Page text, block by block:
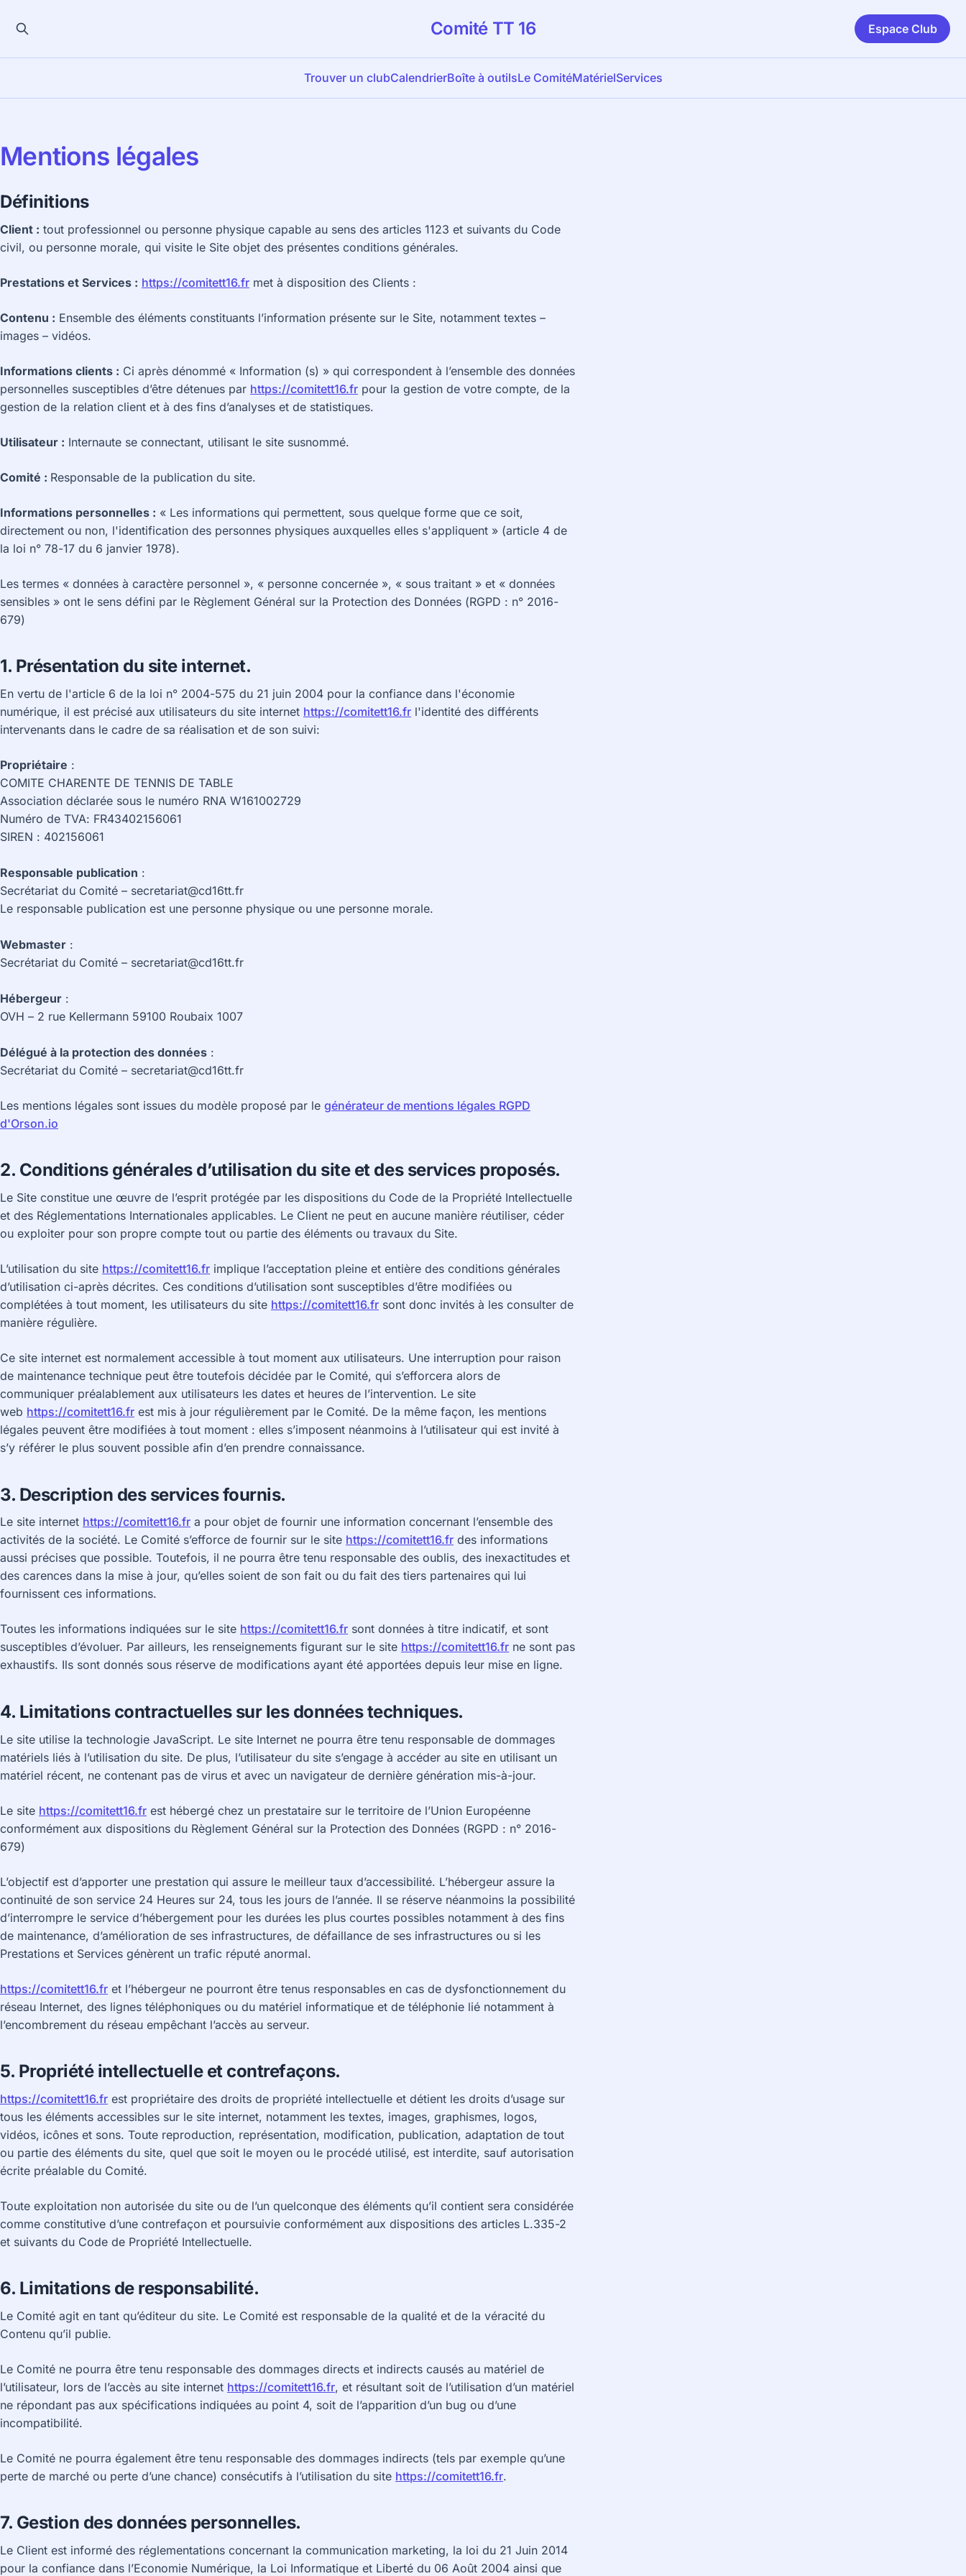
Comité TT 16
Trouver un clubCalendrierBoîte à outilsLe ComitéMatérielServices
Espace Club
Mentions légales
Définitions
Client : tout professionnel ou personne physique capable au sens des articles 1123 et suivants du Code
civil, ou personne morale, qui visite le Site objet des présentes conditions générales.
Prestations et Services : https://comitett16.fr met à disposition des Clients :
Contenu : Ensemble des éléments constituants l’information présente sur le Site, notamment textes –
images – vidéos.
Informations clients : Ci après dénommé « Information (s) » qui correspondent à l’ensemble des données
personnelles susceptibles d’être détenues par https://comitett16.fr pour la gestion de votre compte, de la
gestion de la relation client et à des fins d’analyses et de statistiques.
Utilisateur : Internaute se connectant, utilisant le site susnommé.
Comité : Responsable de la publication du site.
Informations personnelles : « Les informations qui permettent, sous quelque forme que ce soit,
directement ou non, l'identification des personnes physiques auxquelles elles s'appliquent » (article 4 de
la loi n° 78-17 du 6 janvier 1978).
Les termes « données à caractère personnel », « personne concernée », « sous traitant » et « données
sensibles » ont le sens défini par le Règlement Général sur la Protection des Données (RGPD : n° 2016-
679)
1. Présentation du site internet.
En vertu de l'article 6 de la loi n° 2004-575 du 21 juin 2004 pour la confiance dans l'économie
numérique, il est précisé aux utilisateurs du site internet https://comitett16.fr l'identité des différents
intervenants dans le cadre de sa réalisation et de son suivi:
Propriétaire :
COMITE CHARENTE DE TENNIS DE TABLE
Association déclarée sous le numéro RNA W161002729
Numéro de TVA: FR43402156061
SIREN : 402156061
Responsable publication :
Secrétariat du Comité – secretariat@cd16tt.fr
Le responsable publication est une personne physique ou une personne morale.
Webmaster :
Secrétariat du Comité – secretariat@cd16tt.fr
Hébergeur :
OVH – 2 rue Kellermann 59100 Roubaix 1007
Délégué à la protection des données :
Secrétariat du Comité – secretariat@cd16tt.fr
Les mentions légales sont issues du modèle proposé par le générateur de mentions légales RGPD
d'Orson.io
2. Conditions générales d’utilisation du site et des services proposés.
Le Site constitue une œuvre de l’esprit protégée par les dispositions du Code de la Propriété Intellectuelle
et des Réglementations Internationales applicables. Le Client ne peut en aucune manière réutiliser, céder
ou exploiter pour son propre compte tout ou partie des éléments ou travaux du Site.
L’utilisation du site https://comitett16.fr implique l’acceptation pleine et entière des conditions générales
d’utilisation ci-après décrites. Ces conditions d’utilisation sont susceptibles d’être modifiées ou
complétées à tout moment, les utilisateurs du site https://comitett16.fr sont donc invités à les consulter de
manière régulière.
Ce site internet est normalement accessible à tout moment aux utilisateurs. Une interruption pour raison
de maintenance technique peut être toutefois décidée par le Comité, qui s’efforcera alors de
communiquer préalablement aux utilisateurs les dates et heures de l’intervention. Le site
web https://comitett16.fr est mis à jour régulièrement par le Comité. De la même façon, les mentions
légales peuvent être modifiées à tout moment : elles s’imposent néanmoins à l’utilisateur qui est invité à
s’y référer le plus souvent possible afin d’en prendre connaissance.
3. Description des services fournis.
Le site internet https://comitett16.fr a pour objet de fournir une information concernant l’ensemble des
activités de la société. Le Comité s’efforce de fournir sur le site https://comitett16.fr des informations
aussi précises que possible. Toutefois, il ne pourra être tenu responsable des oublis, des inexactitudes et
des carences dans la mise à jour, qu’elles soient de son fait ou du fait des tiers partenaires qui lui
fournissent ces informations.
Toutes les informations indiquées sur le site https://comitett16.fr sont données à titre indicatif, et sont
susceptibles d’évoluer. Par ailleurs, les renseignements figurant sur le site https://comitett16.fr ne sont pas
exhaustifs. Ils sont donnés sous réserve de modifications ayant été apportées depuis leur mise en ligne.
4. Limitations contractuelles sur les données techniques.
Le site utilise la technologie JavaScript. Le site Internet ne pourra être tenu responsable de dommages
matériels liés à l’utilisation du site. De plus, l’utilisateur du site s’engage à accéder au site en utilisant un
matériel récent, ne contenant pas de virus et avec un navigateur de dernière génération mis-à-jour.
Le site https://comitett16.fr est hébergé chez un prestataire sur le territoire de l’Union Européenne
conformément aux dispositions du Règlement Général sur la Protection des Données (RGPD : n° 2016-
679)
L’objectif est d’apporter une prestation qui assure le meilleur taux d’accessibilité. L’hébergeur assure la
continuité de son service 24 Heures sur 24, tous les jours de l’année. Il se réserve néanmoins la possibilité
d’interrompre le service d’hébergement pour les durées les plus courtes possibles notamment à des fins
de maintenance, d’amélioration de ses infrastructures, de défaillance de ses infrastructures ou si les
Prestations et Services génèrent un trafic réputé anormal.
https://comitett16.fr et l’hébergeur ne pourront être tenus responsables en cas de dysfonctionnement du
réseau Internet, des lignes téléphoniques ou du matériel informatique et de téléphonie lié notamment à
l’encombrement du réseau empêchant l’accès au serveur.
5. Propriété intellectuelle et contrefaçons.
https://comitett16.fr est propriétaire des droits de propriété intellectuelle et détient les droits d’usage sur
tous les éléments accessibles sur le site internet, notamment les textes, images, graphismes, logos,
vidéos, icônes et sons. Toute reproduction, représentation, modification, publication, adaptation de tout
ou partie des éléments du site, quel que soit le moyen ou le procédé utilisé, est interdite, sauf autorisation
écrite préalable du Comité.
Toute exploitation non autorisée du site ou de l’un quelconque des éléments qu’il contient sera considérée
comme constitutive d’une contrefaçon et poursuivie conformément aux dispositions des articles L.335-2
et suivants du Code de Propriété Intellectuelle.
6. Limitations de responsabilité.
Le Comité agit en tant qu’éditeur du site. Le Comité est responsable de la qualité et de la véracité du
Contenu qu’il publie.
Le Comité ne pourra être tenu responsable des dommages directs et indirects causés au matériel de
l’utilisateur, lors de l’accès au site internet https://comitett16.fr, et résultant soit de l’utilisation d’un matériel
ne répondant pas aux spécifications indiquées au point 4, soit de l’apparition d’un bug ou d’une
incompatibilité.
Le Comité ne pourra également être tenu responsable des dommages indirects (tels par exemple qu’une
perte de marché ou perte d’une chance) consécutifs à l’utilisation du site https://comitett16.fr.
7. Gestion des données personnelles.
Le Client est informé des réglementations concernant la communication marketing, la loi du 21 Juin 2014
pour la confiance dans l’Economie Numérique, la Loi Informatique et Liberté du 06 Août 2004 ainsi que